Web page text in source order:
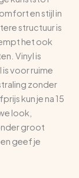
en stijl in
structuur is
het ook
Vinyl is
voor ruime
zonder
kun je na 15
look,
groot
geef je